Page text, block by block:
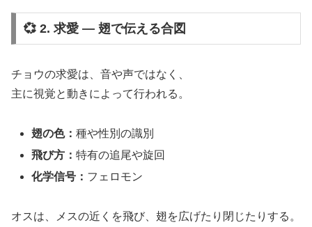
💞 2. 求愛 ― 翅で伝える合図
チョウの求愛は、音や声ではなく、
主に視覚と動きによって行われる。
翅の色：種や性別の識別
飛び方：特有の追尾や旋回
化学信号： フェロモン
オスは、メスの近くを飛び、翅を広げたり閉じたりする。